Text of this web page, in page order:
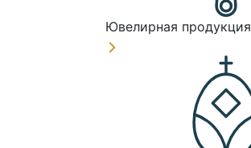
Ювелирная продукция